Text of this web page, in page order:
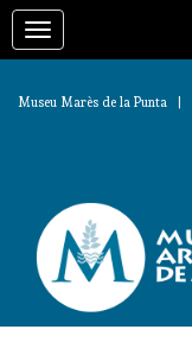
Vés
contingutToggle
Museu Marès de la Punta |